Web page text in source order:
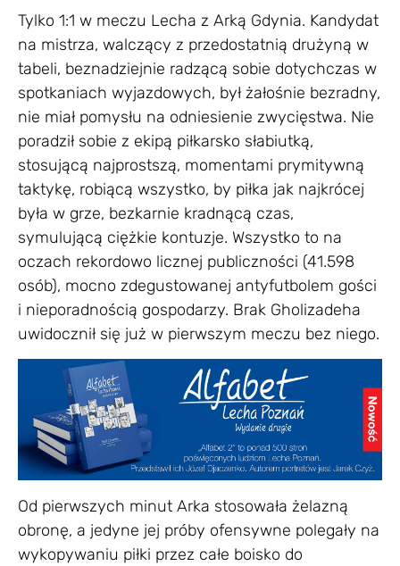
Tylko 1:1 w meczu Lecha z Arką Gdynia. Kandydat
na mistrza, walczący z przedostatnią drużyną w
tabeli, beznadziejnie radzącą sobie dotychczas w
spotkaniach wyjazdowych, był żałośnie bezradny,
nie miał pomysłu na odniesienie zwycięstwa. Nie
poradził sobie z ekipą piłkarsko słabiutką,
stosującą najprostszą, momentami prymitywną
taktykę, robiącą wszystko, by piłka jak najkrócej
była w grze, bezkarnie kradnącą czas,
symulującą ciężkie kontuzje. Wszystko to na
oczach rekordowo licznej publiczności (41.598
osób), mocno zdegustowanej antyfutbolem gości
i nieporadnością gospodarzy. Brak Gholizadeha
uwidocznił się już w pierwszym meczu bez niego.
Od pierwszych minut Arka stosowała żelazną
obronę, a jedyne jej próby ofensywne polegały na
wykopywaniu piłki przez całe boisko do